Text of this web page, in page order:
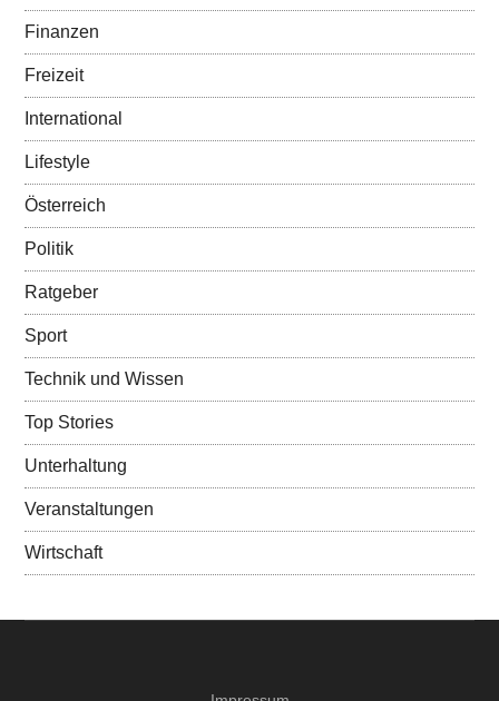
Finanzen
Freizeit
International
Lifestyle
Österreich
Politik
Ratgeber
Sport
Technik und Wissen
Top Stories
Unterhaltung
Veranstaltungen
Wirtschaft